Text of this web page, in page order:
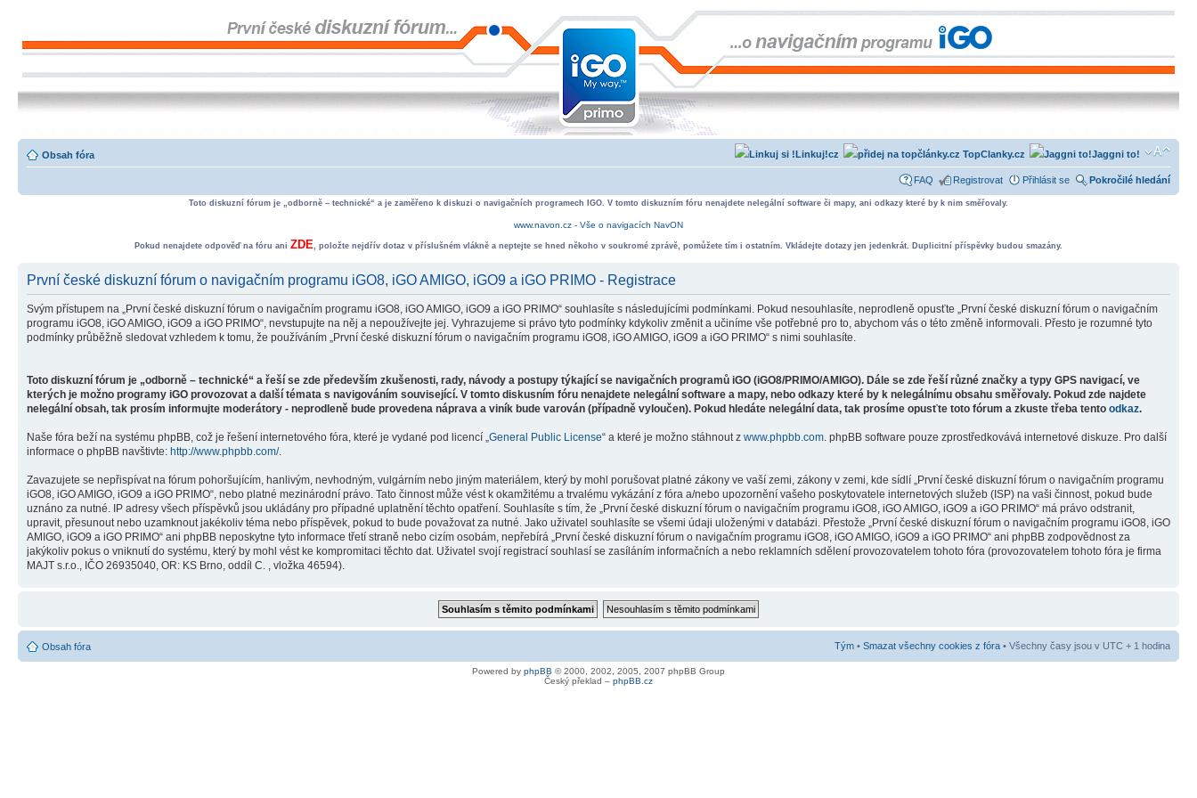
Obsah fóra Jaggni to!
TopClanky.cz
Linkuj!cz
FAQ Registrovat Přihlásit se Pokročilé hledání
Toto diskuzní fórum je „odborně – technické“ a je zaměřeno k diskuzi o navigačních programech IGO. V tomto diskuzním fóru nenajdete nelegální software či mapy, ani odkazy které by k nim směřovaly.
www.navon.cz - Vše o navigacích NavON
Pokud nenajdete odpověď na fóru ani ZDE, položte nejdřív dotaz v příslušném vlákně a neptejte se hned někoho v soukromé zprávě, pomůžete tím i ostatním. Vkládejte dotazy jen jedenkrát. Duplicitní příspěvky budou smazány.
První české diskuzní fórum o navigačním programu iGO8, iGO AMIGO, iGO9 a iGO PRIMO - Registrace
Svým přístupem na „První české diskuzní fórum o navigačním programu iGO8, iGO AMIGO, iGO9 a iGO PRIMO“ souhlasíte s následujícími podmínkami. Pokud nesouhlasíte, neprodleně opusťte „První české diskuzní fórum o navigačním
programu iGO8, iGO AMIGO, iGO9 a iGO PRIMO“, nevstupujte na něj a nepoužívejte jej. Vyhrazujeme si právo tyto podmínky kdykoliv změnit a učiníme vše potřebné pro to, abychom vás o této změně informovali. Přesto je rozumné tyto
podmínky průběžně sledovat vzhledem k tomu, že používáním „První české diskuzní fórum o navigačním programu iGO8, iGO AMIGO, iGO9 a iGO PRIMO“ s nimi souhlasíte.
Toto diskuzní fórum je „odborně – technické“ a řeší se zde především zkušenosti, rady, návody a postupy týkající se navigačních programů iGO (iGO8/PRIMO/AMIGO). Dále se zde řeší různé značky a typy GPS navigací, ve
kterých je možno programy iGO provozovat a další témata s navigováním související. V tomto diskusním fóru nenajdete nelegální software a mapy, nebo odkazy které by k nelegálnímu obsahu směřovaly. Pokud zde najdete
nelegální obsah, tak prosím informujte moderátory - neprodleně bude provedena náprava a viník bude varován (případně vyloučen). Pokud hledáte nelegální data, tak prosíme opusťte toto fórum a zkuste třeba tento odkaz.
Naše fóra beží na systému phpBB, což je řešení internetového fóra, které je vydané pod licencí „General Public License“ a které je možno stáhnout z www.phpbb.com. phpBB software pouze zprostředkovává internetové diskuze. Pro další
informace o phpBB navštivte: http://www.phpbb.com/.
Zavazujete se nepřispívat na fórum pohoršujícím, hanlivým, nevhodným, vulgárním nebo jiným materiálem, který by mohl porušovat platné zákony ve vaší zemi, zákony v zemi, kde sídlí „První české diskuzní fórum o navigačním programu
iGO8, iGO AMIGO, iGO9 a iGO PRIMO“, nebo platné mezinárodní právo. Tato činnost může vést k okamžitému a trvalému vykázání z fóra a/nebo upozornění vašeho poskytovatele internetových služeb (ISP) na vaši činnost, pokud bude
uznáno za nutné. IP adresy všech příspěvků jsou ukládány pro případné uplatnění těchto opatření. Souhlasíte s tím, že „První české diskuzní fórum o navigačním programu iGO8, iGO AMIGO, iGO9 a iGO PRIMO“ má právo odstranit,
upravit, přesunout nebo uzamknout jakékoliv téma nebo příspěvek, pokud to bude považovat za nutné. Jako uživatel souhlasíte se všemi údaji uloženými v databázi. Přestože „První české diskuzní fórum o navigačním programu iGO8, iGO
AMIGO, iGO9 a iGO PRIMO“ ani phpBB neposkytne tyto informace třetí straně nebo cizím osobám, nepřebírá „První české diskuzní fórum o navigačním programu iGO8, iGO AMIGO, iGO9 a iGO PRIMO“ ani phpBB zodpovědnost za
jakýkoliv pokus o vniknutí do systému, který by mohl vést ke kompromitaci těchto dat. Uživatel svojí registrací souhlasí se zasíláním informačních a nebo reklamních sdělení provozovatelem tohoto fóra (provozovatelem tohoto fóra je firma
MAJT s.r.o., IČO 26935040, OR: KS Brno, oddíl C. , vložka 46594).
Obsah fóra Tým • Smazat všechny cookies z fóra • Všechny časy jsou v UTC + 1 hodina
Powered by phpBB © 2000, 2002, 2005, 2007 phpBB Group
Český překlad – phpBB.cz